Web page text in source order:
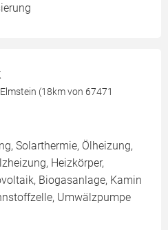
(18km von 67471
Solarthermie, Ölheizung,
Heizkörper,
Biogasanlage, Kamin
Umwälzpumpe